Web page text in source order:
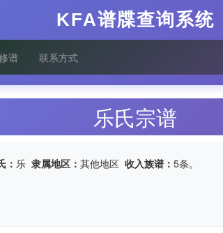
KFA谱牒查询系统
谱 联系方式
乐氏宗谱
： 乐 隶属地区： 其他地区 收入族谱： 5条。